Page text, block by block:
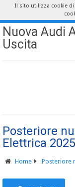
Nuova Audi
Uscita
Posteriore
Elettrica 2025
Home Posteriore
Il sito utilizza cookie